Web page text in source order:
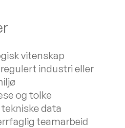
vitenskap
industri eller
og tolke
data
teamarbeid